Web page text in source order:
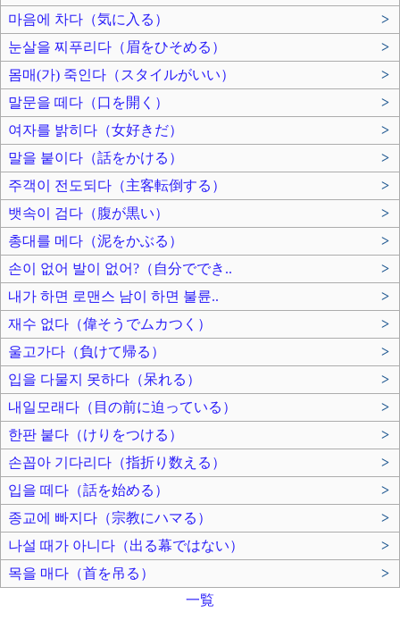
마음에 차다（気に入る）
>
눈살을 찌푸리다（眉をひそめる）
>
몸매(가) 죽인다（スタイルがいい）
>
말문을 떼다（口を開く）
>
여자를 밝히다（女好きだ）
>
말을 붙이다（話をかける）
>
주객이 전도되다（主客転倒する）
>
뱃속이 검다（腹が黒い）
>
총대를 메다（泥をかぶる）
>
손이 없어 발이 없어?（自分ででき..
>
내가 하면 로맨스 남이 하면 불륜..
>
재수 없다（偉そうでムカつく）
>
울고가다（負けて帰る）
>
입을 다물지 못하다（呆れる）
>
내일모래다（目の前に迫っている）
>
한판 붙다（けりをつける）
>
손꼽아 기다리다（指折り数える）
>
입을 떼다（話を始める）
>
종교에 빠지다（宗教にハマる）
>
나설 때가 아니다（出る幕ではない）
>
목을 매다（首を吊る）
>
一覧